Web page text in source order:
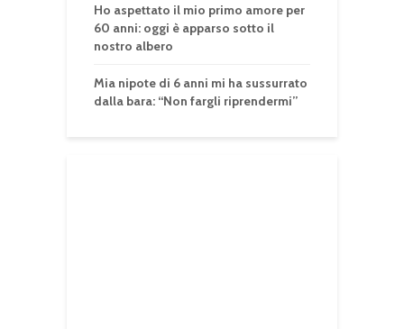
Ho aspettato il mio primo amore per
60 anni: oggi è apparso sotto il
nostro albero
Mia nipote di 6 anni mi ha sussurrato
dalla bara: “Non fargli riprendermi”